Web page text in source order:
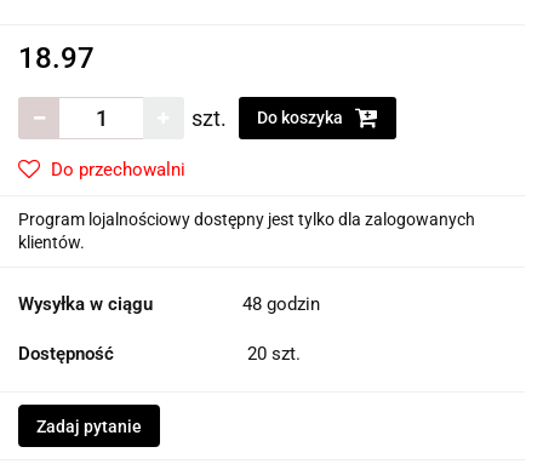
18.97
szt. Do koszyka
Do przechowalni
Program lojalnościowy dostępny jest tylko dla zalogowanych
klientów.
Wysyłka w ciągu 48 godzin
Dostępność 20 szt.
Zadaj pytanie